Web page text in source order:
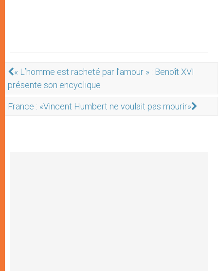
« L’homme est racheté par l’amour » : Benoît XVI
présente son encyclique
France : «Vincent Humbert ne voulait pas mourir»